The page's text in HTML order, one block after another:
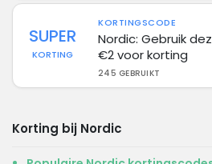
SUPER
KORTING
KORTINGSCODE
Nordic: Gebruik
€2 voor korting
245 GEBRUIKT
Korting bij Nordic